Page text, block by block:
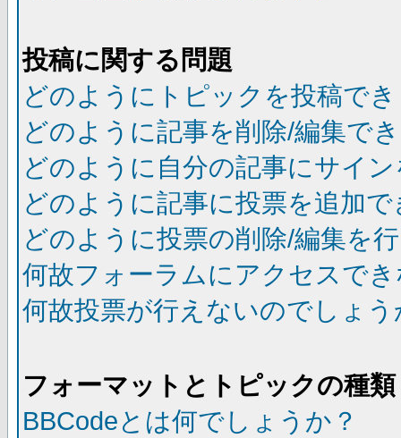
投稿に関する問題
どのようにトピックを投稿で
どのように記事を削除/編集で
どのように自分の記事にサイ
どのように記事に投票を追加
どのように投票の削除/編集を
何故フォーラムにアクセスで
何故投票が行えないのでしょう
フォーマットとトピックの種類
BBCodeとは何でしょうか？